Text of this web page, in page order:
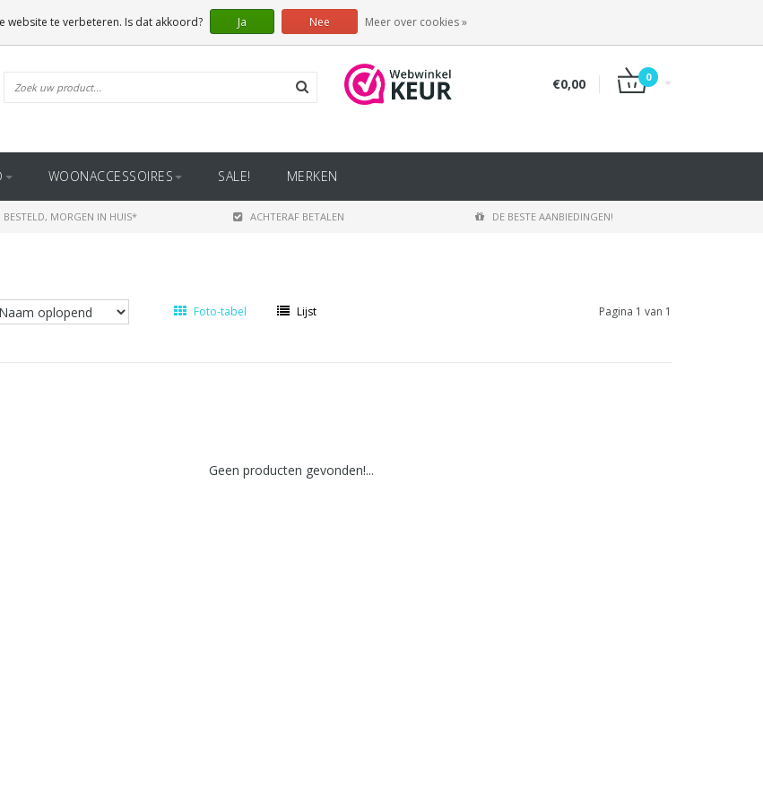
€0,00 0
WOONACCESSOIRES SALE! MERKEN
MORGEN IN HUIS* ACHTERAF BETALEN DE BESTE AANBIEDINGEN!
Foto-tabel Lijst Pagina 1 van 1
Geen producten gevonden!...
website te verbeteren. Is dat akkoord? Ja Nee Meer over cookies »